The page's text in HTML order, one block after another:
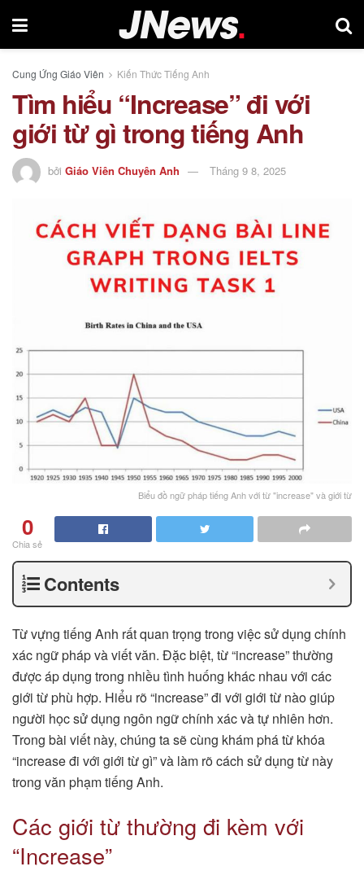
Cung Ứng Giáo Viên Kiến Thức Tiếng Anh
Tìm hiểu “Increase” đi với
giới từ gì trong tiếng Anh
bởi Giáo Viên Chuyên Anh Tháng 9 8, 2025
Biểu đồ ngữ pháp tiếng Anh với từ "increase" và giới từ
0
Chia sẻ
Contents
Từ vựng tiếng Anh rất quan trọng trong việc sử dụng chính
xác ngữ pháp và viết văn. Đặc biệt, từ “increase” thường
được áp dụng trong nhiều tình huống khác nhau với các
giới từ phù hợp. Hiểu rõ “increase” đi với giới từ nào giúp
người học sử dụng ngôn ngữ chính xác và tự nhiên hơn.
Trong bài viết này, chúng ta sẽ cùng khám phá từ khóa
“increase đi với giới từ gì” và làm rõ cách sử dụng từ này
trong văn phạm tiếng Anh.
Các giới từ thường đi kèm với
“Increase”